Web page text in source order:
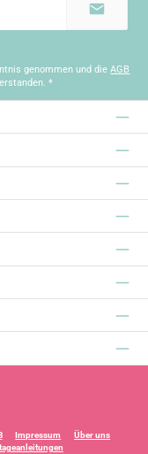
genommen und dieAGB
*
Impressum
Über uns